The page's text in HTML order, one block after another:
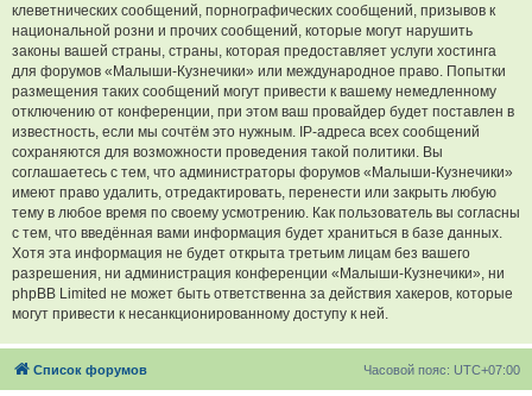
клеветнических сообщений, порнографических сообщений, призывов к
национальной розни и прочих сообщений, которые могут нарушить
законы вашей страны, страны, которая предоставляет услуги хостинга
для форумов «Малыши-Кузнечики» или международное право. Попытки
размещения таких сообщений могут привести к вашему немедленному
отключению от конференции, при этом ваш провайдер будет поставлен в
известность, если мы сочтём это нужным. IP-адреса всех сообщений
сохраняются для возможности проведения такой политики. Вы
соглашаетесь с тем, что администраторы форумов «Малыши-Кузнечики»
имеют право удалить, отредактировать, перенести или закрыть любую
тему в любое время по своему усмотрению. Как пользователь вы согласны
с тем, что введённая вами информация будет храниться в базе данных.
Хотя эта информация не будет открыта третьим лицам без вашего
разрешения, ни администрация конференции «Малыши-Кузнечики», ни
phpBB Limited не может быть ответственна за действия хакеров, которые
могут привести к несанкционированному доступу к ней.
Список форумов Часовой пояс: UTC+07:00